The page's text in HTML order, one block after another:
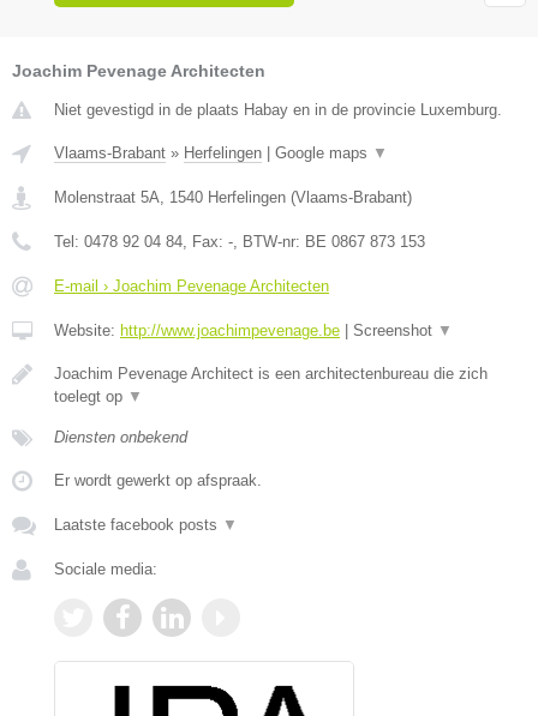
Joachim Pevenage Architecten
Niet gevestigd in de plaats Habay en in de provincie Luxemburg.
Vlaams-Brabant » Herfelingen | Google maps ▼
Molenstraat 5A 1540 Herfelingen (Vlaams-Brabant)
Tel: 0478 92 04 84 , Fax: - , BTW-nr: BE 0867 873 153
E-mail › Joachim Pevenage Architecten
Website: http://www.joachimpevenage.be | Screenshot ▼
Joachim Pevenage Architect is een architectenbureau die zich
toelegt op ▼
Diensten onbekend
Er wordt gewerkt op afspraak.
Laatste facebook posts ▼
Sociale media: